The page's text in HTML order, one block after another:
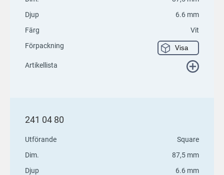
Djup
6.6 mm
Färg
Vit
Förpackning
Visa
Artikellista
241 04 80
Utförande
Square
Dim.
87,5 mm
Djup
6.6 mm